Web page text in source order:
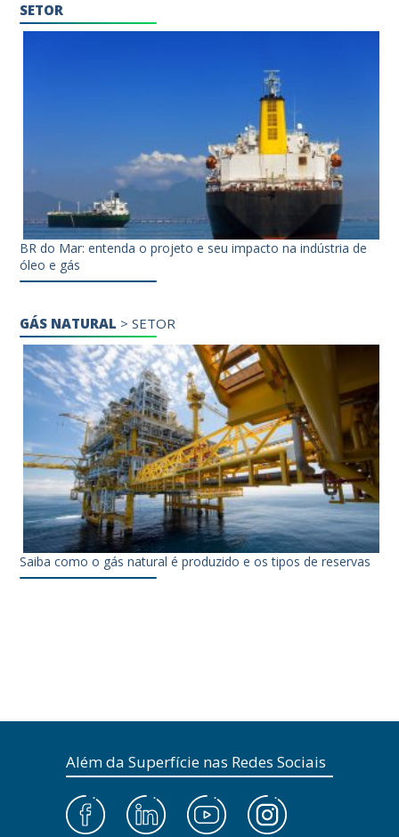
SETOR
BR do Mar: entenda o projeto e seu impacto na indústria de
óleo e gás
GÁS NATURAL >SETOR
Saiba como o gás natural é produzido e os tipos de reservas
Além da Superfície nas Redes Sociais